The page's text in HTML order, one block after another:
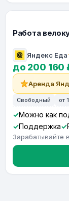
Работа
Яндекс Еда
до 200 160
Аренда
Свободный от
Можно как
Поддержка
Зарабатывайте